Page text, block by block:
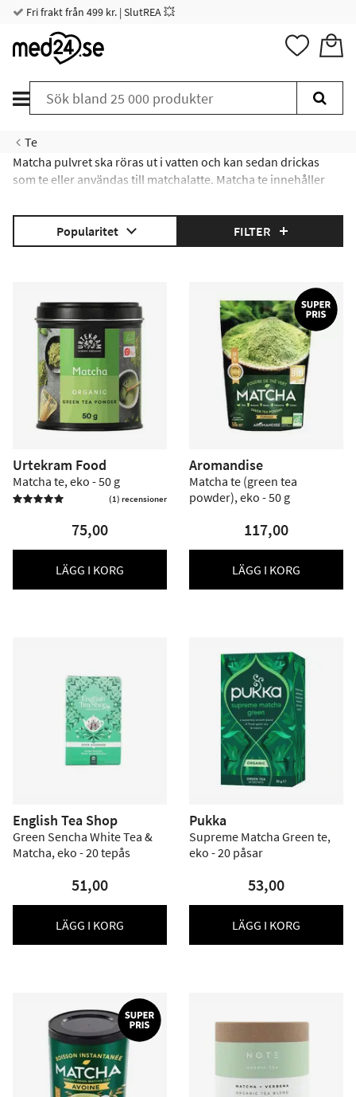
Fri frakt från 499 kr. | SlutREA 💥
Te
Matcha pulvret ska röras ut i vatten och kan sedan drickas
som te eller användas till matchalatte. Matcha te innehåller
matcha motsvarar 12 koppar vanligt grönt te.
Här kan du läsa mer om Matcha te.
Popularitet FILTER
Urtekram Food
Matcha te, eko - 50 g
 (1) recensioner
75,00
LÄGG I KORG
Aromandise
Matcha te (green tea
powder), eko - 50 g
117,00
LÄGG I KORG
English Tea Shop
Green Sencha White Tea &
Matcha, eko - 20 tepås
51,00
LÄGG I KORG
Pukka
Supreme Matcha Green te,
eko - 20 påsar
53,00
LÄGG I KORG